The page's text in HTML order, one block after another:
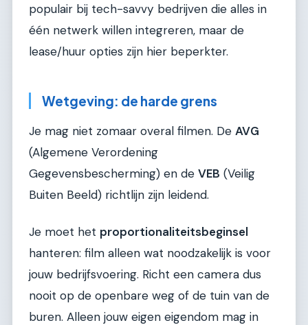
populair bij tech-savvy bedrijven die alles in
één netwerk willen integreren, maar de
lease/huur opties zijn hier beperkter.
Wetgeving: de harde grens
Je mag niet zomaar overal filmen. De AVG
(Algemene Verordening
Gegevensbescherming) en de VEB (Veilig
Buiten Beeld) richtlijn zijn leidend.
Je moet het proportionaliteitsbeginsel
hanteren: film alleen wat noodzakelijk is voor
jouw bedrijfsvoering. Richt een camera dus
nooit op de openbare weg of de tuin van de
buren. Alleen jouw eigen eigendom mag in